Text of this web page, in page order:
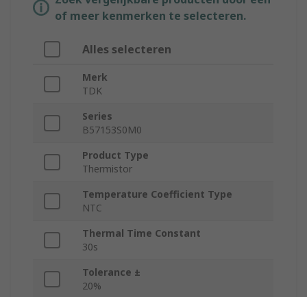
of meer kenmerken te selecteren.
Alles selecteren
Merk
TDK
Series
B57153S0M0
Product Type
Thermistor
Temperature Coefficient Type
NTC
Thermal Time Constant
30s
Tolerance ±
20%